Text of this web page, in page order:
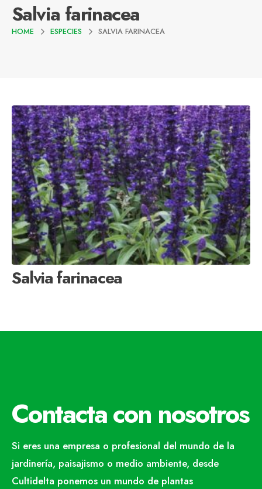
Salvia farinacea
HOME ESPECIES SALVIA FARINACEA
Salvia farinacea
Contacta con nosotros
Si eres una empresa o profesional del mundo de la
jardinería, paisajismo o medio ambiente, desde
Cultidelta ponemos un mundo de plantas